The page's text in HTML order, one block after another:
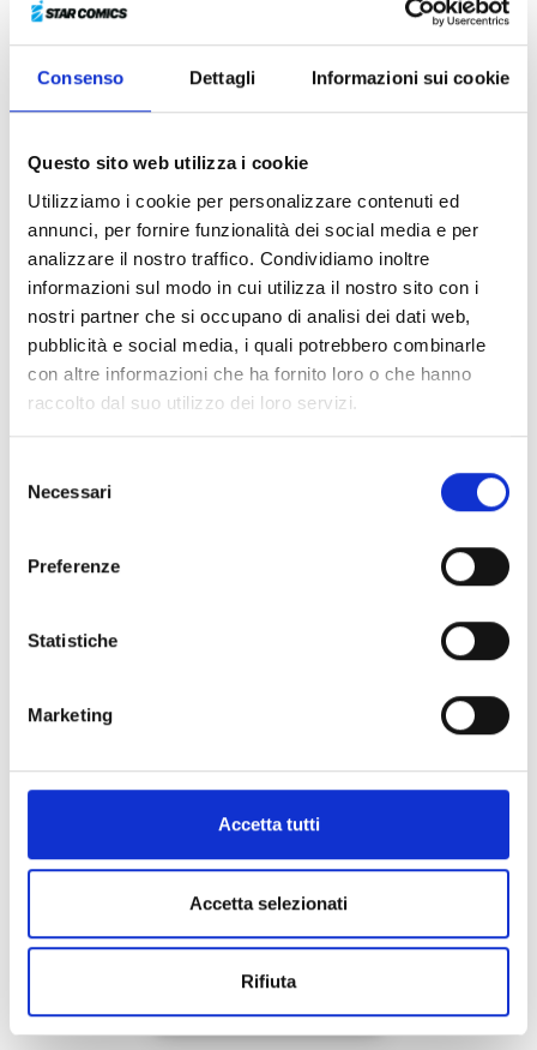
Consenso Dettagli Informazioni sui cookie
Questo sito web utilizza i cookie
Utilizziamo i cookie per personalizzare contenuti ed
annunci, per fornire funzionalità dei social media e per
analizzare il nostro traffico. Condividiamo inoltre
informazioni sul modo in cui utilizza il nostro sito con i
nostri partner che si occupano di analisi dei dati web,
pubblicità e social media, i quali potrebbero combinarle
con altre informazioni che ha fornito loro o che hanno
raccolto dal suo utilizzo dei loro servizi.
delNecessari
Preferenze
Statistiche
Marketing
Accetta tutti
Accetta selezionati
Rifiuta
Puoi trovarlo in:
Fumetteria, Online store, Libreria
L'EPICA DI ZEUS RACCOLTA IN UN
Figlio dei titani Crono e Rea, Zeus, il più grande fra gli
dèi, siede sul trono sul Monte Olimpo. Signore del
fulmine, fu cresciuto lontano dal padre determinato a
divorarlo, poi dovette lottare per imporsi e preservare
l'equilibrio del cosmo. La storia inizia con La Nascita
degli Dei, al tempo del caos primordiale, quando iniziò
il conflitto tra i futuri dèi e le forze primitive. Le Guerre
di Zeus permette di rivivere, tra le altre, l'epica
battaglia finale contro i Giganti, preludio all'ascesa
sposato con Era, corteggia e insegue le donne,
generando così numerosi discendenti chiamati a un
Se ti è piaciuto prova anche: